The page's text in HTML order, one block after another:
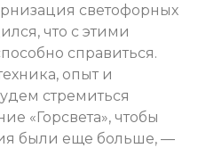
светофорных
что с этими
справиться.
опыт и
стремиться
«Горсвета», чтобы
были еще больше, —